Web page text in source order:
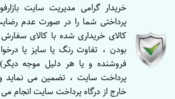
خریدار گرامی مدیریت سایت
پرداختی شما را در صورت عدم
کالای خریداری شده با کالای
بودن ، تفاوت رنگ یا سایز یا
فروشنده و یا هر دلیل موجه
پرداخت سایت ، تضمین می نماید
خارج از درگاه پرداخت سایت انجام